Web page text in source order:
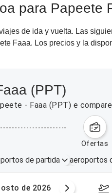
para Papeete
de ida y vuelta. Las
Faaa. Los precios y la
(PPT)
- Faaa (PPT) e
ofertas
de partida aeroportos
de 2026